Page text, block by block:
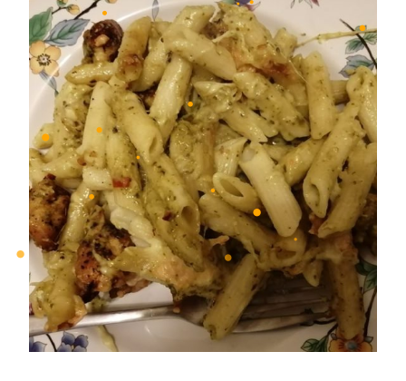
•
•
•
•
•
•
•
•
•
•
•
•
• •